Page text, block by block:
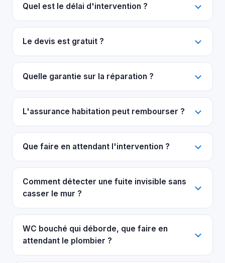
Quel est le délai d'intervention ?
Le devis est gratuit ?
Quelle garantie sur la réparation ?
L'assurance habitation peut rembourser ?
Que faire en attendant l'intervention ?
Comment détecter une fuite invisible sans
casser le mur ?
WC bouché qui déborde, que faire en
attendant le plombier ?